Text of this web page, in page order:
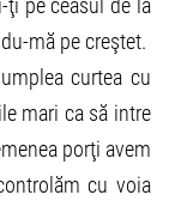
ţi pe ceasul de la
mă pe creştet.
curtea cu
mari ca să intre
porţi avem
cu voia